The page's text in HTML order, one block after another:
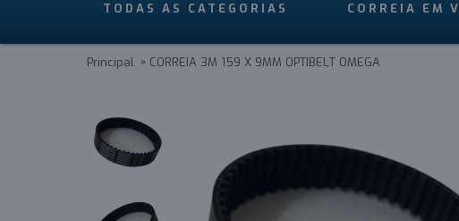
TODAS AS CATEGORIAS CORREIA EM V
Principal CORREIA 3M 159 X 9MM OPTIBELT OMEGA